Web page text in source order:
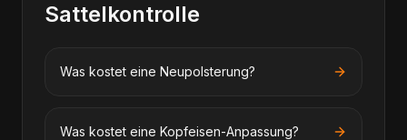
Sattelkontrolle
Was kostet eine Neupolsterung?
Was kostet eine Kopfeisen-Anpassung?